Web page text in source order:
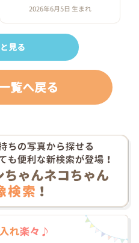
2026年6月5日 生まれ
見る
覧へ戻る